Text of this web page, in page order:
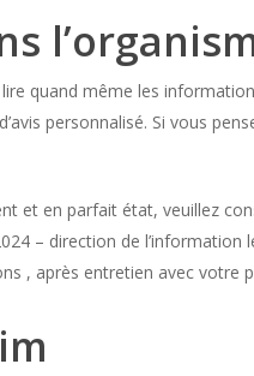
quand même les
personnalisé. Si vous
et en parfait état, veuillez
– direction de
, après entretien avec votre